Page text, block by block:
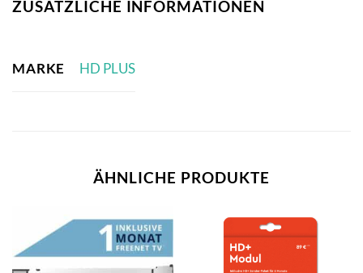
ZUSÄTZLICHE INFORMATIONEN
MARKE HD PLUS
ÄHNLICHE PRODUKTE